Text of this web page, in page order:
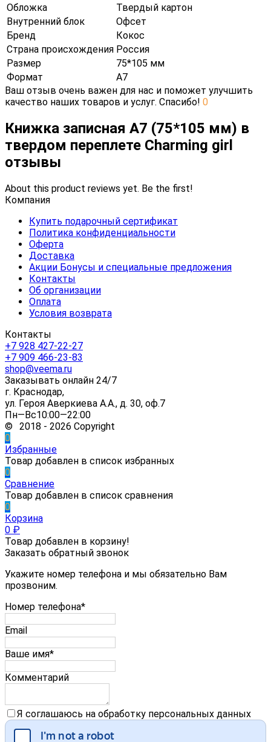
Обложка
Твердый картон
Внутренний блок
Офсет
Бренд
Кокос
Страна происхождения Россия
Размер
75*105 мм
Формат
А7
Ваш отзыв очень важен для нас и поможет улучшить
качество наших товаров и услуг. Спасибо! 0
Книжка записная А7 (75*105 мм) в
твердом переплете Charming girl
отзывы
About this product reviews yet. Be the first!
Компания
Купить подарочный сертификат
Политика конфиденциальности
Оферта
Доставка
Акции Бонусы и специальные предложения
Контакты
Об организации
Оплата
Условия возврата
Контакты
+7 928 427-22-27
+7 909 466-23-83
shop@veema.ru
Заказывать онлайн 24/7
г. Краснодар,
ул. Героя Аверкиева А.А., д. 30, оф.7
Пн—Вс10:00—22:00
© 2018 - 2026 Copyright
0
Избранные
Товар добавлен в список избранных
0
Сравнение
Товар добавлен в список сравнения
0
Корзина
0 ₽
Товар добавлен в корзину!
Заказать обратный звонок
Укажите номер телефона и мы обязательно Вам
прозвоним.
Номер телефона*
Email
Ваше имя*
Комментарий
Я соглашаюсь на обработку персональных данных